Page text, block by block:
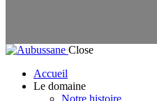
Close
Accueil
Le domaine